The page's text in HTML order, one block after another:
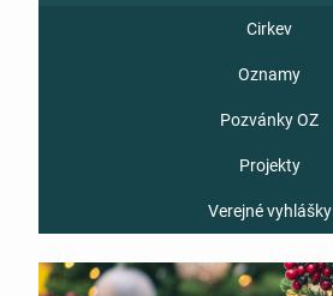
Cirkev
Oznamy
Pozvánky OZ
Projekty
Verejné vyhlášky